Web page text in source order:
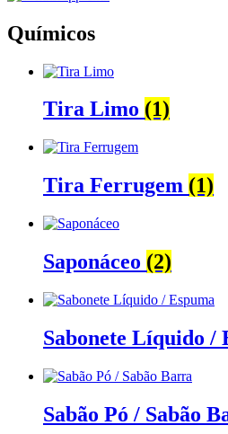
Químicos
Tira Limo (1)
Tira Ferrugem (1)
Saponáceo (2)
Sabonete Líquido /
Sabão Pó / Sabão